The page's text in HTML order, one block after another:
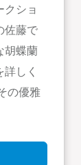
ショ
佐藤で
胡蝶蘭
しく
の優雅